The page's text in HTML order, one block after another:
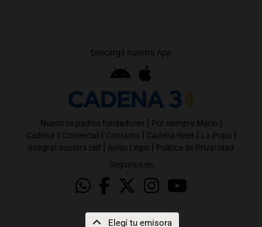
Elegí tu emisora
Descargá nuestra App
Nuestros padres fundadores | Por siempre Mario |
Cadena 3 Comercial | Contacto | Cadena Heat | La Popu |
Integrar nuestra red | Aviso Legal | Política de Privacidad
Seguinos en